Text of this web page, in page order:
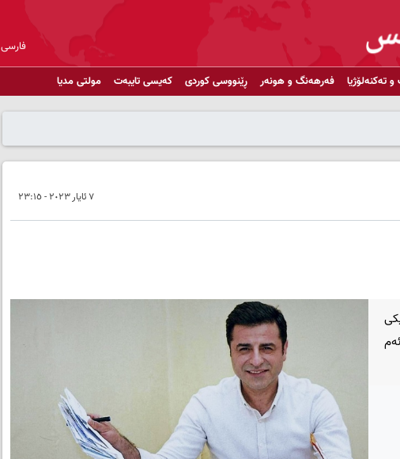
فارسی
تەکنەلۆژیا فەرهەنگ و هونەر ڕێنووسی کوردی کەیسی تایبەت مولتی مدیا
٧ ئایار ٢٠٢٣ - ٢٣:١٥